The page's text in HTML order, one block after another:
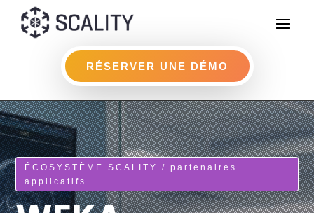
RÉSERVER UNE DÉMO
ÉCOSYSTÈME SCALITY / partenaires
applicatifs